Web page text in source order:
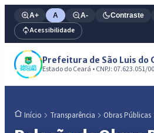
A+ A A- Contraste
Acessibilidade
Prefeitura de São Luis do
Estado do Ceará • CNPJ: 07.623.051/
Início Transparência Obras Públicas